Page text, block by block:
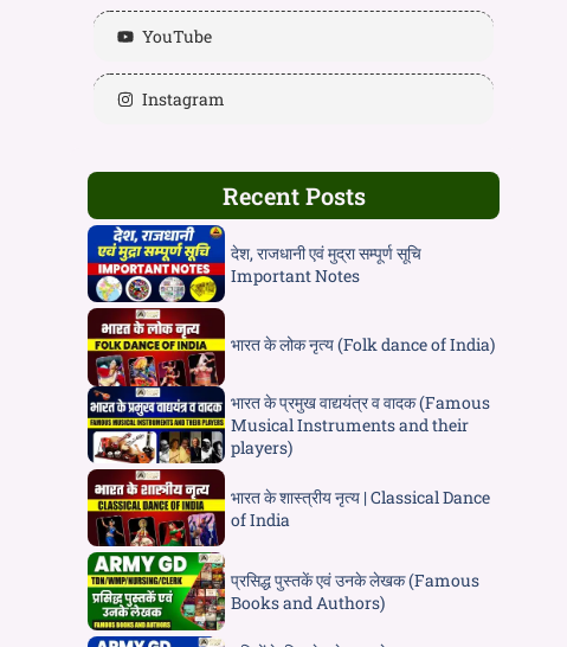
YouTube
Instagram
Recent Posts
देश, राजधानी एवं मुद्रा सम्पूर्ण सूचि
Important Notes
भारत के लोक नृत्य (Folk dance of India)
भारत के प्रमुख वाद्ययंत्र व वादक (Famous
Musical Instruments and their
players)
भारत के शास्त्रीय नृत्य | Classical Dance
of India
प्रसिद्ध पुस्तकें एवं उनके लेखक (Famous
Books and Authors)